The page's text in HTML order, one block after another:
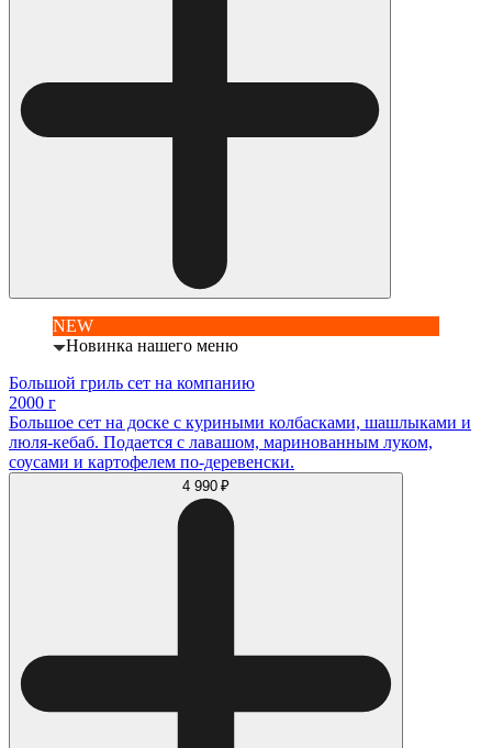
NEW
Новинка нашего меню
Большой гриль сет на компанию
2000 г
Большое сет на доске с куриными колбасками, шашлыками и
люля-кебаб. Подается с лавашом, маринованным луком,
соусами и картофелем по-деревенски.
4 990 ₽